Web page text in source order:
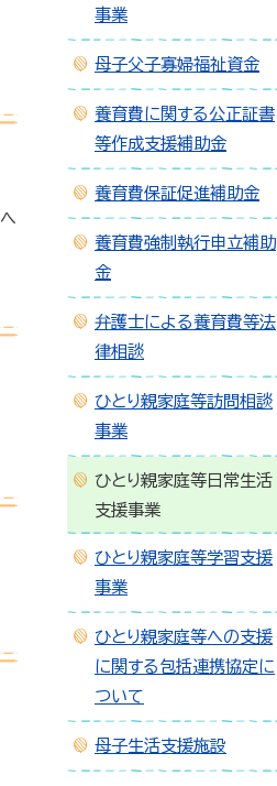
事業
母子父子寡婦福祉資金
養育費に関する公正証書
等作成支援補助金
養育費保証促進補助金
養育費強制執行申立補助
金
弁護士による養育費等法
律相談
ひとり親家庭等訪問相談
事業
ひとり親家庭等日常生活
支援事業
ひとり親家庭等学習支援
事業
ひとり親家庭等への支援
に関する包括連携協定に
ついて
母子生活支援施設